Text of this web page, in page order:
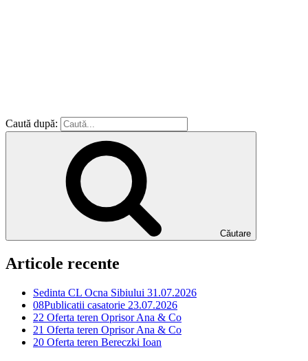
Caută după:
Căutare
Articole recente
Sedinta CL Ocna Sibiului 31.07.2026
08Publicatii casatorie 23.07.2026
22 Oferta teren Oprisor Ana & Co
21 Oferta teren Oprisor Ana & Co
20 Oferta teren Bereczki Ioan